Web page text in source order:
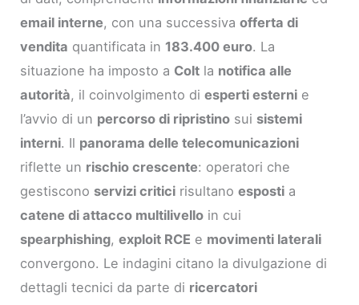
email interne, con una successivaofferta di
vendita quantificata in 183.400 euro. La
situazione ha imposto a Colt la notifica alle
autorità, il coinvolgimento diesperti esterni e
l’avvio di un percorso di ripristino sui sistemi
interni. Il panorama delle telecomunicazioni
riflette un rischio crescente: operatori che
gestiscono servizi critici risultanoesposti a
catene di attacco multilivello in cui
spearphishing,exploit RCE e movimenti laterali
convergono. Le indagini citano la divulgazione di
dettagli tecnici da parte di ricercatori